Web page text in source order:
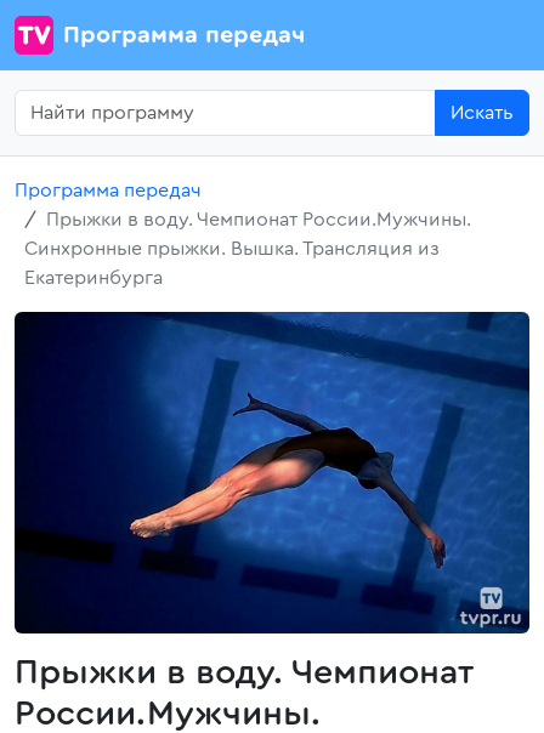
Программа передач
Искать
Программа передач
Прыжки в воду. Чемпионат России.Мужчины.
Синхронные прыжки. Вышка. Трансляция из
Екатеринбурга
Прыжки в воду. Чемпионат
России.Мужчины.